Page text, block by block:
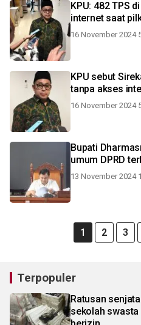
KPU: 482 TPS
internet saat
16 November 2024
KPU sebut
tanpa akses
16 November 2024
Bupati
umum DPRD
13 November 2024
1 2 3
Terpopuler
Ratusan
sekolah